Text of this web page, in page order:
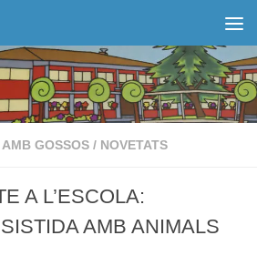
GOSSOS / NOVETATS
A L’ESCOLA:
AMB ANIMALS